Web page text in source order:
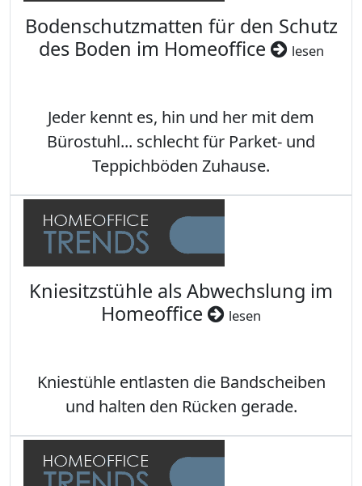
Bodenschutzmatten für den Schutz
des Boden im Homeoffice
lesen
Jeder kennt es, hin und her mit dem
Bürostuhl... schlecht für Parket- und
Teppichböden Zuhause.
Kniesitzstühle als Abwechslung im
Homeoffice
lesen
Kniestühle entlasten die Bandscheiben
und halten den Rücken gerade.